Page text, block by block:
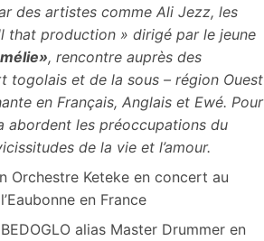
des artistes comme Ali Jezz, les
that production » dirigé par le jeune
, rencontre auprès des
togolais et de la sous – région Ouest
en Français, Anglais et Ewé. Pour
abordent les préoccupations du
de la vie et l’amour.
Orchestre Keteke en concert au
en France
alias Master Drummer en